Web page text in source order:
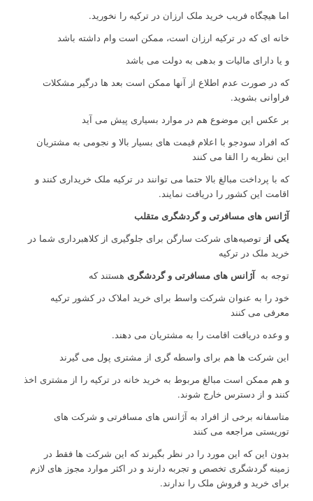
اما هیچگاه فریب خرید ملک ارزان در ترکیه را نخورید.
خانه ای که در ترکیه ارزان است، ممکن است وام داشته باشد
و یا دارای مالیات و بدهی به دولت می باشد
که در صورت عدم اطلاع از آنها ممکن است بعد ها درگیر مشکلات
فراوانی بشوید.
بر عکس این موضوع هم در موارد بسیاری پیش می آید
که افراد سودجو با اعلام قیمت های بسیار بالا و نجومی به مشتریان
این نظریه را القا می کنند
که با پرداخت مبالغ بالا حتما می توانند در ترکیه ملک خریداری کنند و
اقامت این کشور را دریافت نمایند.
آژانس های مسافرتی و گردشگری متقلب
یکی از توصیه‌های شرکت سارگن برای جلوگیری از کلاهبرداری شما در
خرید ملک در ترکیه
توجه بهآژانس های مسافرتی و گردشگری هستند که
خود را به عنوان شرکت واسط برای خرید املاک در کشور ترکیه
معرفی می کنند
و وعده دریافت اقامت را به مشتریان می دهند.
این شرکت ها هم برای واسطه گری از مشتری پول می گیرند
و هم ممکن است مبالغ مربوط به خرید خانه در ترکیه را از مشتری اخذ
کنند و از دسترس خارج شوند.
متاسفانه برخی از افراد به آژانس های مسافرتی و شرکت های
توریستی مراجعه می کنند
بدون این که این مورد را در نظر بگیرند که این شرکت ها فقط در
زمینه گردشگری تخصص و تجربه دارند و در اکثر موارد مجوز های لازم
برای خرید و فروش ملک را ندارند.